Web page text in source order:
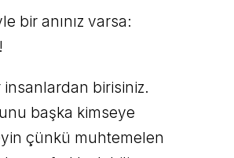
bir anınız varsa:
insanlardan birisiniz.
başka kimseye
çünkü muhtemelen